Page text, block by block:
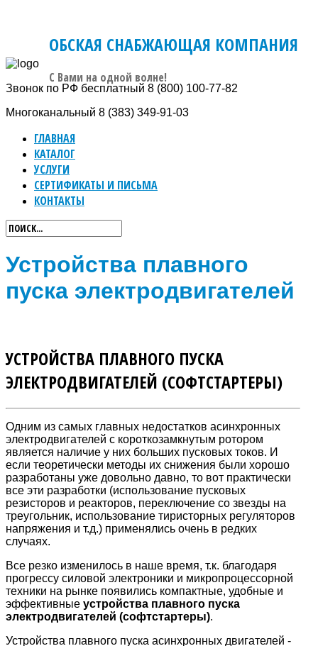
ОБСКАЯ СНАБЖАЮЩАЯ КОМПАНИЯ
C Вами на одной волне!
Звонок по РФ бесплатный 8 (800) 100-77-82
Многоканальный 8 (383) 349-91-03
ГЛАВНАЯ
КАТАЛОГ
УСЛУГИ
СЕРТИФИКАТЫ И ПИСЬМА
КОНТАКТЫ
Устройства плавного
пуска электродвигателей
УСТРОЙСТВА ПЛАВНОГО ПУСКА
ЭЛЕКТРОДВИГАТЕЛЕЙ (СОФТСТАРТЕРЫ)
Одним из самых главных недостатков асинхронных
электродвигателей с короткозамкнутым ротором
является наличие у них больших пусковых токов. И
если теоретически методы их снижения были хорошо
разработаны уже довольно давно, то вот практически
все эти разработки (использование пусковых
резисторов и реакторов, переключение со звезды на
треугольник, использование тиристорных регуляторов
напряжения и т.д.) применялись очень в редких
случаях.
Все резко изменилось в наше время, т.к. благодаря
прогрессу силовой электроники и микропроцессорной
техники на рынке появились компактные, удобные и
эффективные устройства плавного пуска
электродвигателей (софтстартеры).
Устройства плавного пуска асинхронных двигателей -